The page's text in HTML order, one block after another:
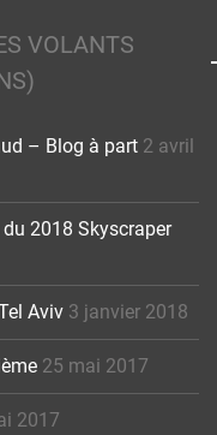
VOLANTS
– Blog à part 2 avril
2018 Skyscraper
Aviv 3 janvier 2018
25 mai 2017
2017